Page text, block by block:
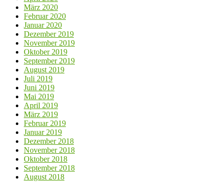
März 2020
Februar 2020
Januar 2020
Dezember 2019
November 2019
Oktober 2019
September 2019
August 2019
Juli 2019
Juni 2019
Mai 2019
April 2019
März 2019
Februar 2019
Januar 2019
Dezember 2018
November 2018
Oktober 2018
September 2018
August 2018